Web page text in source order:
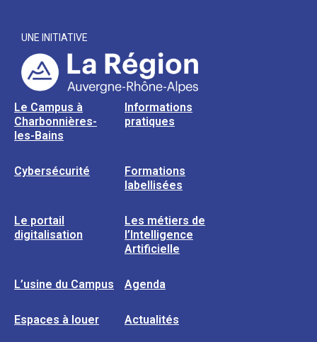
UNE INITIATIVE
Le Campus à
Charbonnières-
les-Bains
Informations
pratiques
Cybersécurité
Formations
labellisées
Le portail
digitalisation
Les métiers de
l’Intelligence
Artificielle
L’usine du Campus Agenda
Espaces à louer Actualités